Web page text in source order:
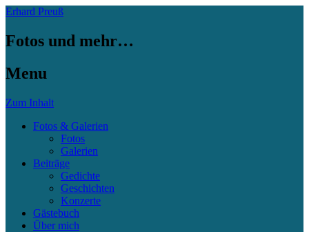
Erhard Preuß
Fotos und mehr…
Menu
Zum Inhalt
Fotos & Galerien
Fotos
Galerien
Beiträge
Gedichte
Geschichten
Konzerte
Gästebuch
Über mich